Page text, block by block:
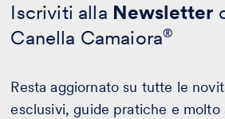
Iscriviti alla Newsletter
Canella Camaiora®
Resta aggiornato su tutte le
esclusivi, guide pratiche e molto